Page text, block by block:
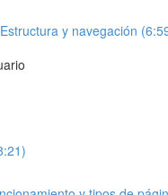
y navegación